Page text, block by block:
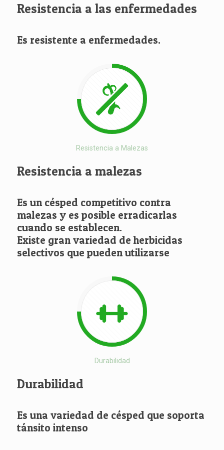
Resistencia a las enfermedades
Es resistente a enfermedades.
Resistencia a Malezas
Resistencia a malezas
Es un césped competitivo contra
malezas y es posible erradicarlas
cuando se establecen.
Existe gran variedad de herbicidas
selectivos que pueden utilizarse
Durabilidad
Durabilidad
Es una variedad de césped que soporta
tánsito intenso